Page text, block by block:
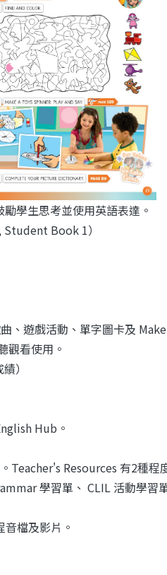
學生思考並使用英語表達。
Student Book 1）
遊戲活動、單字圖卡及
觀看使用。
）
Hub。
Teacher's Resources 有2種程
學習單、 CLIL 活動學習
檔及影片。